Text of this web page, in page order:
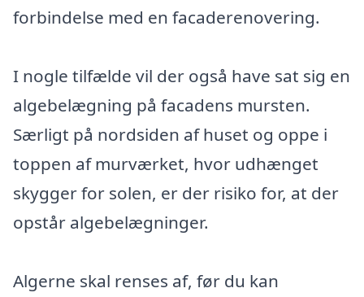
forbindelse med en facaderenovering.
I nogle tilfælde vil der også have sat sig en
algebelægning på facadens mursten.
Særligt på nordsiden af huset og oppe i
toppen af murværket, hvor udhænget
skygger for solen, er der risiko for, at der
opstår algebelægninger.
Algerne skal renses af, før du kan